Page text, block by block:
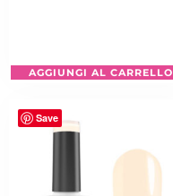
AGGIUNGI AL CARRELLO
Save